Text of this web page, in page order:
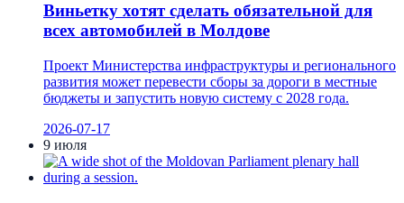
Виньетку хотят сделать обязательной для
всех автомобилей в Молдове
Проект Министерства инфраструктуры и регионального
развития может перевести сборы за дороги в местные
бюджеты и запустить новую систему с 2028 года.
2026-07-17
9 июля